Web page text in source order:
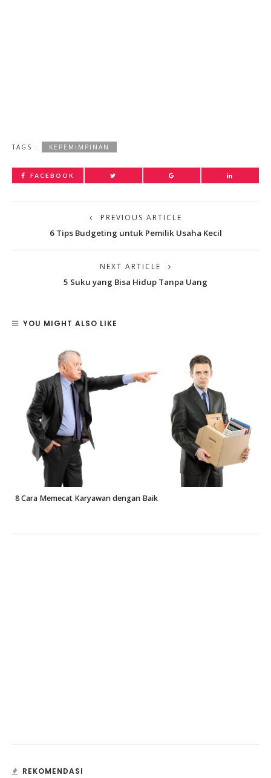
TAGS : KEPEMIMPINAN
FACEBOOK
PREVIOUS ARTICLE
6 Tips Budgeting untuk Pemilik Usaha Kecil
NEXT ARTICLE
5 Suku yang Bisa Hidup Tanpa Uang
YOU MIGHT ALSO LIKE
8 Cara Memecat Karyawan dengan Baik
REKOMENDASI